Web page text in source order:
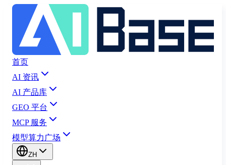
首页
AI 资讯
AI 产品库
GEO 平台
MCP 服务
模型算力广场
ZH